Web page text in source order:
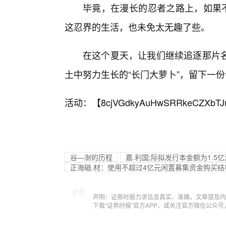
毕竟，在漫长的忍者之路上，如果
这忍界的生活，也未免太无趣了些。
在这个夏天，让我们继续追逐那片
土中努力生长的“长门大萝卜”，留下一
活动：【
谷—澍的历程
嘉.利国;际拟发行本金额为1.5
正海磁.材：使用不超过4亿元闲置募集资金购买
声明：证券时报力求信息真实、准确，文章提及
下载“证券时报”官方APP，或关注官方微信公众